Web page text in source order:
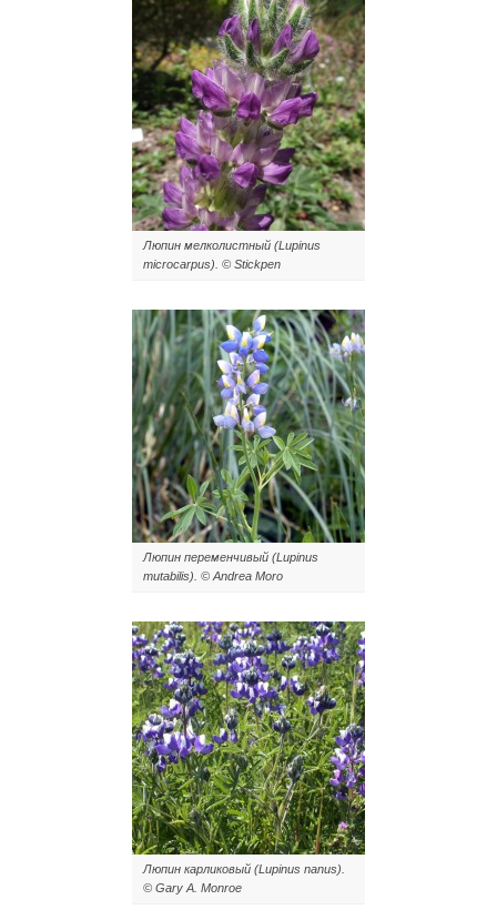
Люпин мелколистный (Lupinus
microcarpus). © Stickpen
Люпин переменчивый (Lupinus
mutabilis). © Andrea Moro
Люпин карликовый (Lupinus nanus).
© Gary A. Monroe